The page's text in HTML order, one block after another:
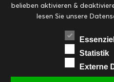
Eingemachtes Ohne
RezepteSaisonal
Suppen, Salate &
Vorspeisen,
Weihnachten Workshops &
belieben aktivieren &
lesen Sie unsere
Statistik
Externe